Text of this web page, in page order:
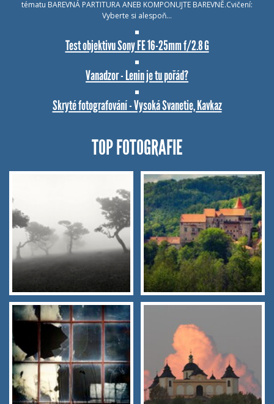
tématu BAREVNÁ PARTITURA ANEB KOMPONUJTE BAREVNĚ.Cvičení:
Vyberte si alespoň…
Test objektivu Sony FE 16-25mm f/2.8 G
Vanadzor - Lenin je tu pořád?
Skryté fotografování - Vysoká Svanetie, Kavkaz
TOP FOTOGRAFIE